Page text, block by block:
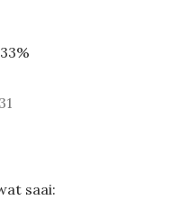
saai: